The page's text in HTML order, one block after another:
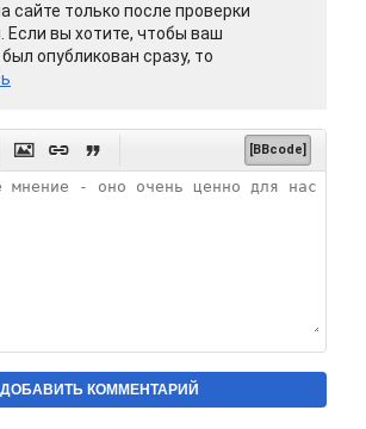
сайте только после проверки
Если вы хотите, чтобы ваш
опубликован сразу, то
   [BBcode]